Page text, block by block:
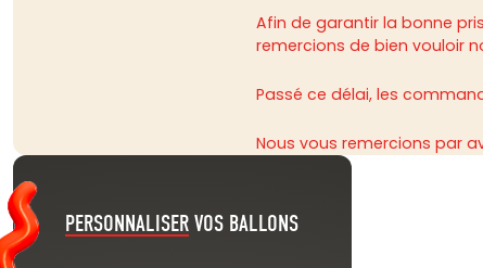
Afin de garantir la bonne
remercions de bien vouloir
Passé ce délai, les
Nous vous remercions par
PERSONNALISER VOS BALLONS